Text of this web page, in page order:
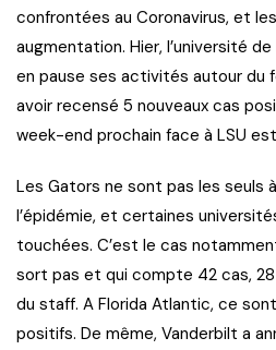
confrontées au Coronavirus, et
augmentation. Hier, l’université
en pause ses activités autour du
avoir recensé 5 nouveaux cas
week-end prochain face à LSU
Les Gators ne sont pas les seuls
l’épidémie, et certaines
touchées. C’est le cas
sort pas et qui compte 42 cas,
du staff. A Florida Atlantic, ce
positifs. De même, Vanderbilt a